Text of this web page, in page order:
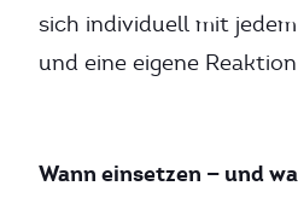
sich individuell mit
und eine eigene
Wann einsetzen — und